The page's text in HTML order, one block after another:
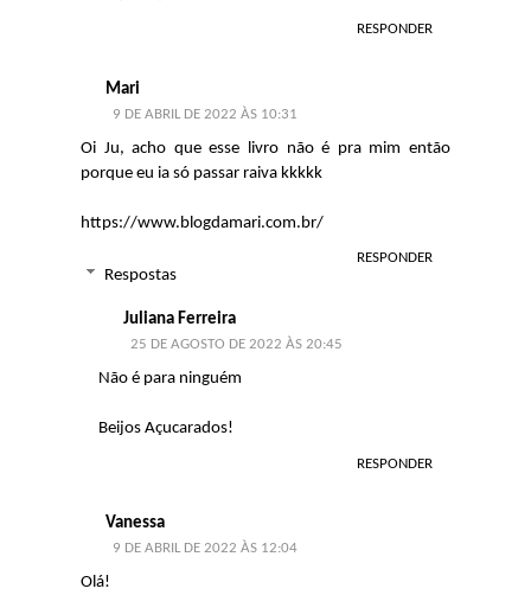
RESPONDER
Mari
9 DE ABRIL DE 2022 ÀS 10:31
Oi Ju, acho que esse livro não é pra mim então
porque eu ia só passar raiva kkkkk
https://www.blogdamari.com.br/
RESPONDER
Respostas
Juliana Ferreira
25 DE AGOSTO DE 2022 ÀS 20:45
Não é para ninguém
Beijos Açucarados!
RESPONDER
Vanessa
9 DE ABRIL DE 2022 ÀS 12:04
Olá!